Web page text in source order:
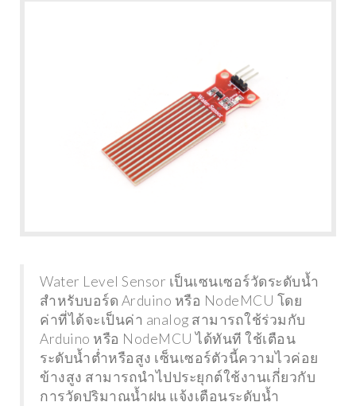
Water Level Sensor เป็นเซนเซอร์วัดระดับน้ำ
สำหรับบอร์ด Arduino หรือ NodeMCU โดย
ค่าที่ได้จะเป็นค่า analog สามารถใช้ร่วมกับ
Arduino หรือ NodeMCU ได้ทันที ใช้เตือน
ระดับน้ำต่ำหรือสูง เซ็นเซอร์ตัวนี้ความไวค่อย
ข้างสูง สามารถนำไปประยุกต์ใช้งานเกี่ยวกับ
การวัดปริมาณน้ำฝน แจ้งเตือนระดับน้ำ
12 SERIES เตรียมจับมือกับ
อง LEICA และมาพร้อมกับชิปเซ็ต
898 รุ่นแรกของโลก
TRENDING
เตรียมเปิดตัวปีหน้า
แว่น AR/VR ตัวแรกของ